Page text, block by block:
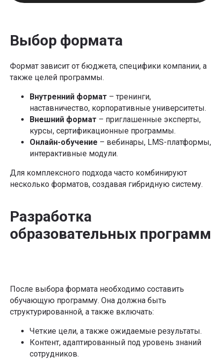
Выбор формата
Формат зависит от бюджета, специфики компании, а
также целей программы.
Внутренний формат – тренинги,
наставничество, корпоративные университеты.
Внешний формат – приглашенные эксперты,
курсы, сертификационные программы.
Онлайн-обучение – вебинары, LMS-платформы,
интерактивные модули.
Для комплексного подхода часто комбинируют
несколько форматов, создавая гибридную систему.
Разработка
образовательных программ
После выбора формата необходимо составить
обучающую программу. Она должна быть
структурированной, а также включать:
Четкие цели, а также ожидаемые результаты.
Контент, адаптированный под уровень знаний
сотрудников.
Главный редактор Product Lab
Статью подготовила
Изучить статьи →
Мария Куприкова